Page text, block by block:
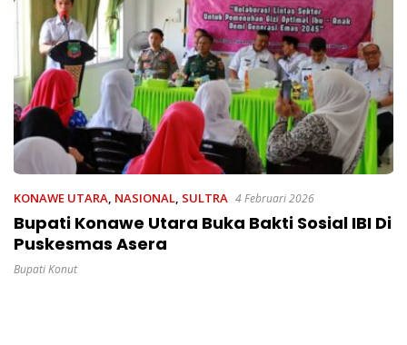
KONAWE UTARA, NASIONAL, SULTRA 4 Februari 2026
Bupati Konawe Utara Buka Bakti Sosial IBI Di
Puskesmas Asera
Bupati Konut